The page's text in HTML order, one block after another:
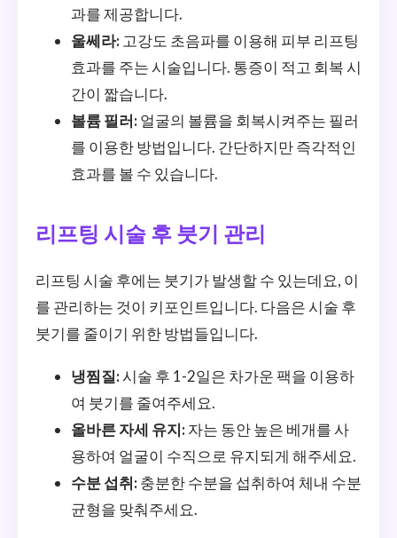
과를 제공합니다.
울쎄라: 고강도 초음파를 이용해 피부 리프팅
효과를 주는 시술입니다. 통증이 적고 회복 시
간이 짧습니다.
볼륨 필러: 얼굴의 볼륨을 회복시켜주는 필러
를 이용한 방법입니다. 간단하지만 즉각적인
효과를 볼 수 있습니다.
리프팅 시술 후 붓기 관리
리프팅 시술 후에는 붓기가 발생할 수 있는데요, 이
를 관리하는 것이 키포인트입니다. 다음은 시술 후
붓기를 줄이기 위한 방법들입니다.
냉찜질:시술 후 1-2일은 차가운 팩을 이용하
여 붓기를 줄여주세요.
올바른 자세 유지: 자는 동안 높은 베개를 사
용하여 얼굴이 수직으로 유지되게 해주세요.
수분 섭취: 충분한 수분을 섭취하여 체내 수분
균형을 맞춰주세요.